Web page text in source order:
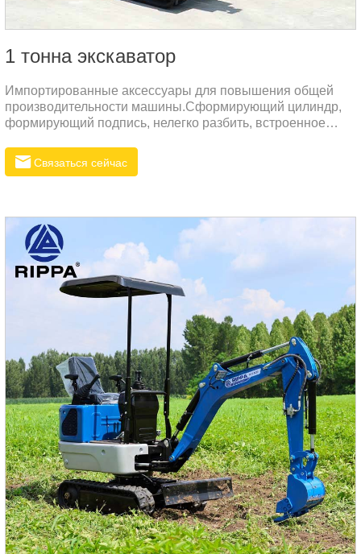
1 тонна экскаватор
Импортированные аксессуары для повышения общей
производительности машины.Сформирующий цилиндр,
формирующий подпись, нелегко разбить, встроенное
высококачественную сталь, нанесите процесс
пластикового литья, предотвращайте ржавчину и
высокую надежность.Тело 360 градусов вращается
свободно, а умное тело облегчает работу на открытом
воздухе.Стандартная конфигурацияKubotaEngine / Pilot
Multi-Clape Clape / Pilot управляющий ручка / двигатель
перемещения Paiyi / импо
Связаться сейчас